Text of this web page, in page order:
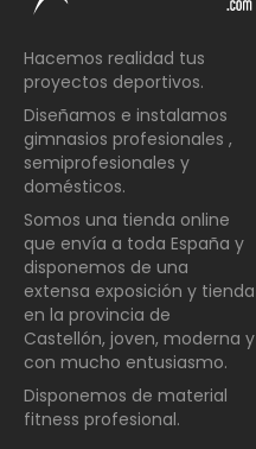
Hacemos realidad tus
proyectos deportivos.
Diseñamos e instalamos
gimnasios profesionales ,
semiprofesionales y
domésticos.
Somos una tienda online
que envía a toda España y
disponemos de una
extensa exposición y tienda
en la provincia de
Castellón, joven, moderna y
con mucho entusiasmo.
Disponemos de material
fitness profesional.